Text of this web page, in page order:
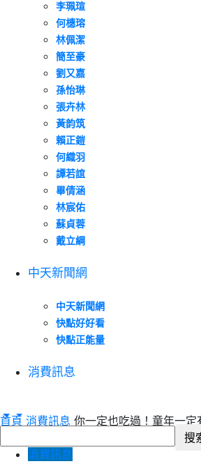
李珮瑄
何橞瑢
林佩潔
簡至豪
劉又嘉
孫怡琳
張卉林
黃韵筑
賴正鎧
何織羽
譚若誼
畢倩涵
林宸佑
蘇貞蓉
戴立綱
中天新聞網
中天新聞網
快點好好看
快點正能量
消費訊息
首頁 消費訊息 你一定也吃過！童年一
消費訊息